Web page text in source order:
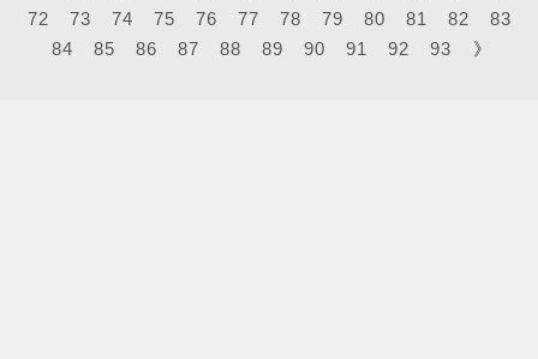
雅任衛生署長的一步一腳印》一書，並在
7月17日上午舉辦新書發表會，重溫當年
72
73 74 75 76 77 78 79 80 81 82
83
84
85 86 87 88 89 90 91 92 93 》